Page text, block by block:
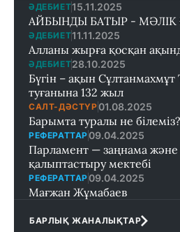
ӘДЕБИЕТ15.11.2025
АЙБЫНДЫ БАТЫР - МӘЛІК
ӘДЕБИЕТ11.11.2025
Алланы жырға қосқан
ӘДЕБИЕТ28.10.2025
Бүгін – ақын
туғанына 132 жыл
САЛТ-ДӘСТҮР 01.08.2025
Барымта туралы не білеміз?
РЕФЕРАТТАР 09.04.2025
Парламент — заңнама
қалыптастыру мектебi
РЕФЕРАТТАР 09.04.2025
Мағжан Жұмабаев
БАРЛЫҚ ЖАНАЛЫҚТАР